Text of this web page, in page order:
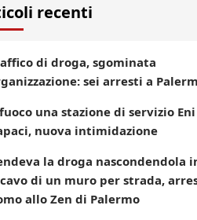
recenti
di droga, sgominata
sei arresti a
una stazione di servizio Eni
nuova intimidazione
la droga nascondendola
di un muro per strada,
allo Zen di Palermo